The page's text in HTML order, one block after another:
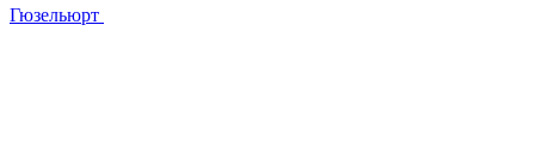
Гюзельюрт